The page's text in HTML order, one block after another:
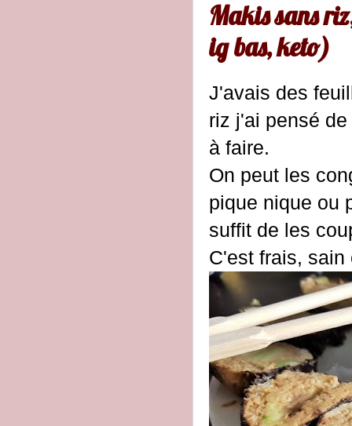
Makis sans
ig bas, keto)
J'avais des
riz j'ai pensé
à faire.
On peut les
pique nique ou
suffit de les
C'est frais,